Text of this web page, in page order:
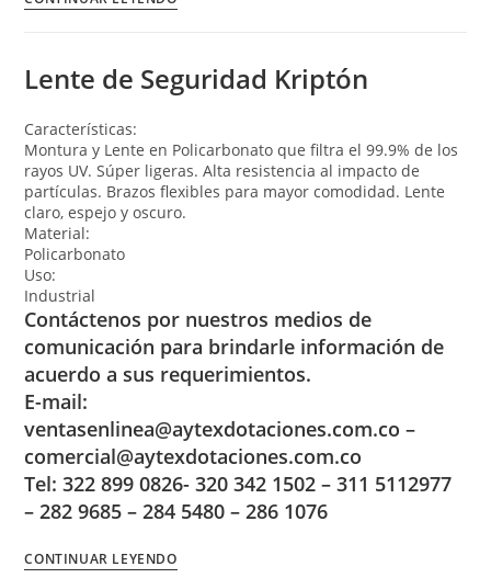
Lente de Seguridad Kriptón
Características:
Montura y Lente en Policarbonato que filtra el 99.9% de los
rayos UV. Súper ligeras. Alta resistencia al impacto de
partículas. Brazos flexibles para mayor comodidad. Lente
claro, espejo y oscuro.
Material:
Policarbonato
Uso:
Industrial
Contáctenos por nuestros medios de
comunicación para brindarle información de
acuerdo a sus requerimientos.
E-mail:
ventasenlinea@aytexdotaciones.com.co –
comercial@aytexdotaciones.com.co
Tel: 322 899 0826- 320 342 1502 – 311 5112977
– 282 9685 – 284 5480 – 286 1076
CONTINUAR LEYENDO